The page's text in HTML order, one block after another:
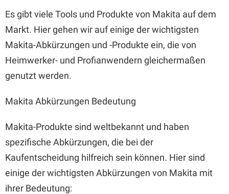
Es gibt viele Tools und Produkte von Makita auf dem
Markt. Hier gehen wir auf einige der wichtigsten
Makita-Abkürzungen und -Produkte ein, die von
Heimwerker- und Profianwendern gleichermaßen
genutzt werden.
Makita Abkürzungen Bedeutung
Makita-Produkte sind weltbekannt und haben
spezifische Abkürzungen, die bei der
Kaufentscheidung hilfreich sein können. Hier sind
einige der wichtigsten Abkürzungen von Makita mit
ihrer Bedeutung: